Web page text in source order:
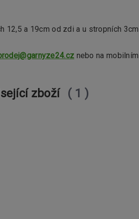
12,5 a 19cm od zdi a u stropních
nebo na mobilním
zboží 1